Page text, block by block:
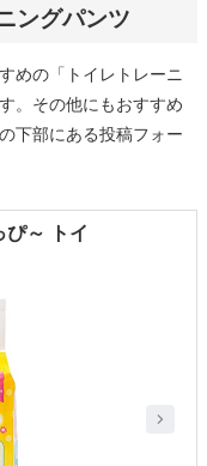
ングパンツ
めの「トイレトレーニ
。その他にもおすすめ
下部にある投稿フォー
～ トイ